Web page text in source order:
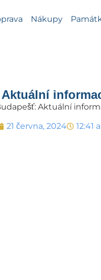
Nákupy
Aktuální
21 června, 2024 12:41